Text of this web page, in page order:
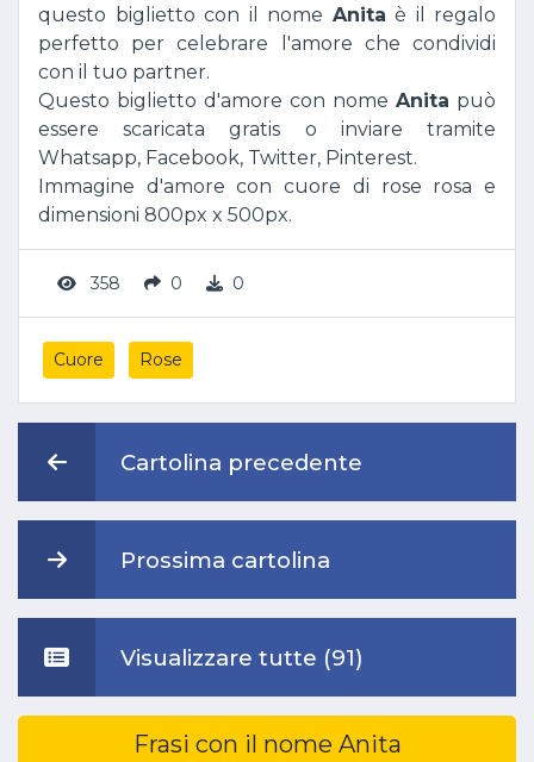
questo biglietto con il nome Anita è il regalo
perfetto per celebrare l'amore che condividi
con il tuo partner.
Questo biglietto d'amore con nome Anita può
essere scaricata gratis o inviare tramite
Whatsapp, Facebook, Twitter, Pinterest.
Immagine d'amore con cuore di rose rosa e
dimensioni 800px x 500px.
358 0 0
Cuore Rose
Cartolina precedente
Prossima cartolina
Visualizzare tutte (91)
Frasi con il nome Anita